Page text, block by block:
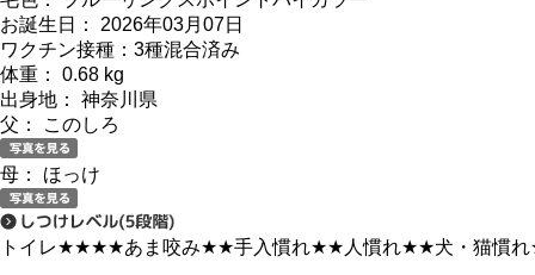
お誕生日： 2026年03月07日
ワクチン接種：3種混合済み
体重： 0.68 kg
出身地： 神奈川県
父： このしろ
母： ほっけ
トイレ★★★★あま咬み★★手入慣れ★★ 人慣れ★★犬・猫慣れ